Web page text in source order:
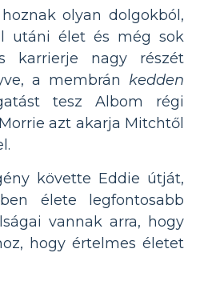
olyan dolgokból,
utáni élet és még sok
karrierje nagy részét
a membrán kedden
tesz Albom régi
azt akarja Mitchtől
követte Eddie útját,
élete legfontosabb
vannak arra, hogy
hogy értelmes életet